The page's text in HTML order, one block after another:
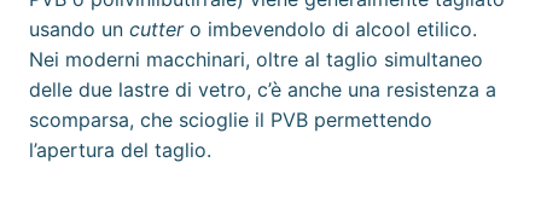
usando un cuttero imbevendolo di alcool etilico.
Nei moderni macchinari, oltre al taglio simultaneo
delle due lastre di vetro, c’è anche una resistenza a
scomparsa, che scioglie il PVB permettendo
l’apertura del taglio.